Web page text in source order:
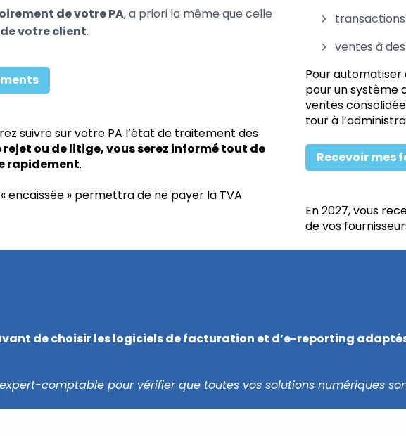
de votre PA, a priori la même que celle
de votre client.
suivre sur votre PA l’état de traitement des
rejet ou de litige, vous serez informé tout de
rapidement.
encaissée » permettra de ne payer la TVA
ventes à
Pour
pour un système
ventes
tour à
Recevoir mes
En 2027, vous
de vos
de choisir les logiciels de facturation et d’e-reporting adaptés
comptable pour vérifier que toutes vos solutions numériques